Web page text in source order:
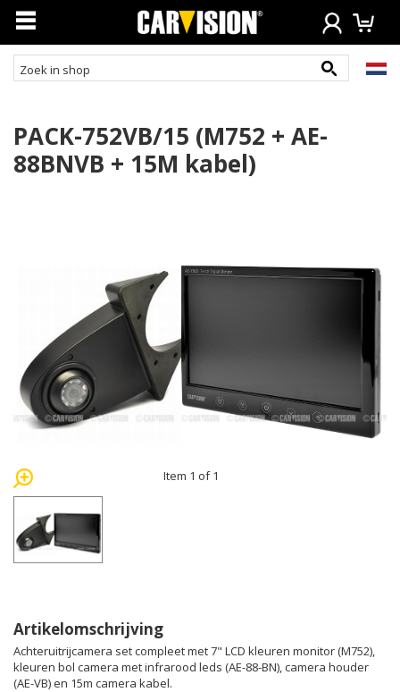
PACK-752VB/15 (M752 + AE-
88BNVB + 15M kabel)
Item 1 of 1
Artikelomschrijving
Achteruitrijcamera set compleet met 7" LCD kleuren monitor (M752),
kleuren bol camera met infrarood leds (AE-88-BN), camera houder
(AE-VB) en 15m camera kabel.